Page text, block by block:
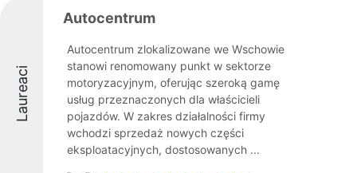
Laureaci
Autocentrum
Autocentrum zlokalizowane we Wschowie
stanowi renomowany punkt w sektorze
motoryzacyjnym, oferując szeroką gamę
usług przeznaczonych dla właścicieli
pojazdów. W zakres działalności firmy
wchodzi sprzedaż nowych części
eksploatacyjnych, dostosowanych ...